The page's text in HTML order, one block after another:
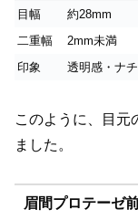
目幅
約28mm
二重幅
2mm未満
印象
透明感・ナ
このように、目元
ました。
眉間プロテーゼ